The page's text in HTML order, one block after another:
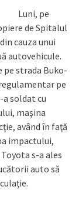
Luni, pe
de Spitalul
cauza unui
autovehicule.
pe strada Buko­
pe
soldat cu
maşina
având în faţă
impactului,
s-a ales
auto să